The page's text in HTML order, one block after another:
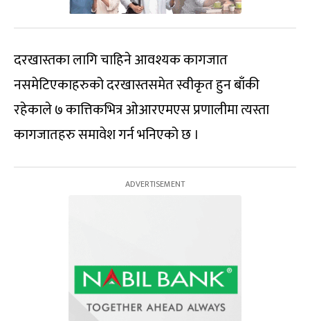
दरखास्तका लागि चाहिने आवश्यक कागजात
नसमेटिएकाहरुको दरखास्तसमेत स्वीकृत हुन बाँकी
रहेकाले ७ कात्तिकभित्र ओआरएमएस प्रणालीमा त्यस्ता
कागजातहरु समावेश गर्न भनिएको छ ।